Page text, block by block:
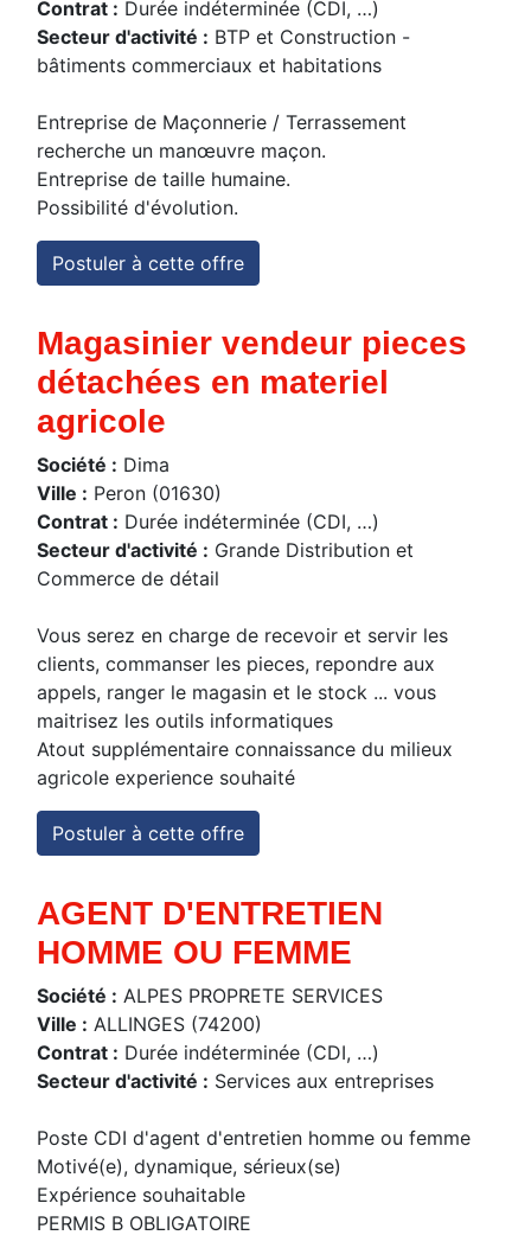
Contrat : Durée indéterminée (CDI, …)
Secteur d'activité : BTP et Construction -
bâtiments commerciaux et habitations
Entreprise de Maçonnerie / Terrassement
recherche un manœuvre maçon.
Entreprise de taille humaine.
Possibilité d'évolution.
Postuler à cette offre
Magasinier vendeur pieces
détachées en materiel
agricole
Société : Dima
Ville : Peron (01630)
Contrat : Durée indéterminée (CDI, …)
Secteur d'activité : Grande Distribution et
Commerce de détail
Vous serez en charge de recevoir et servir les
clients, commanser les pieces, repondre aux
appels, ranger le magasin et le stock ... vous
maitrisez les outils informatiques
Atout supplémentaire connaissance du milieux
agricole experience souhaité
Postuler à cette offre
AGENT D'ENTRETIEN
HOMME OU FEMME
Société : ALPES PROPRETE SERVICES
Ville : ALLINGES (74200)
Contrat : Durée indéterminée (CDI, …)
Secteur d'activité : Services aux entreprises
Poste CDI d'agent d'entretien homme ou femme
Motivé(e), dynamique, sérieux(se)
Expérience souhaitable
PERMIS B OBLIGATOIRE